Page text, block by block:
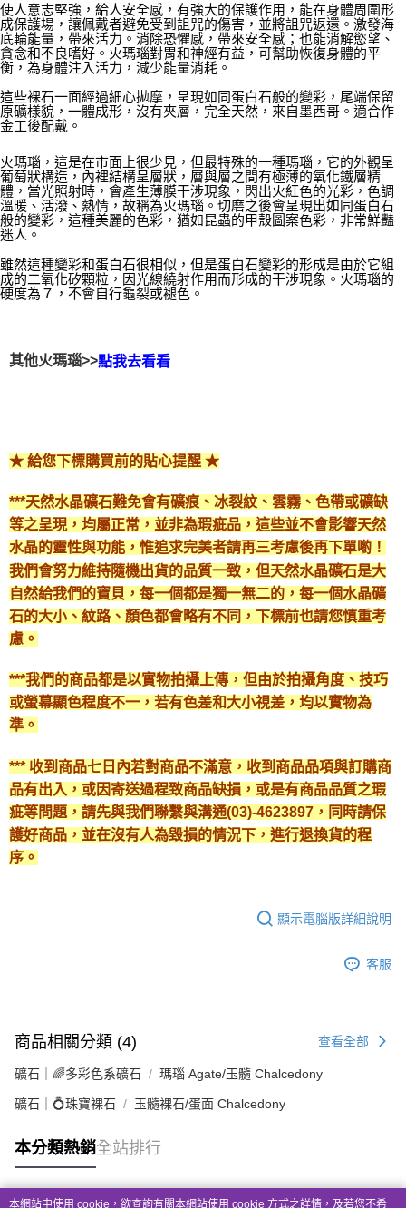
每筆NT$80，滿NT$3,000(含以上)免運費
付款後門市自取
免運費
使人意志堅強，給人安全感，有強大的保護作用，能在身體周圍形
成保護場，讓佩戴者避免受到詛咒的傷害，並將詛咒返還。激發海
底輪能量，帶來活力。消除恐懼感，帶來安全感；也能消解慾望、
貪念和不良嗜好。火瑪瑙對胃和神經有益，可幫助恢復身體的平
衡，為身體注入活力，減少能量消耗。
這些裸石一面經過細心拋摩，呈現如同蛋白石般的變彩，尾端保留
原礦樣貌，一體成形，沒有夾層，完全天然，來自墨西哥。適合作
金工後配戴。
火瑪瑙，這是在市面上很少見，但最特殊的一種瑪瑙，它的外觀呈
葡萄狀構造，內裡結構呈層狀，層與層之間有極薄的氧化鐵層精
體，當光照射時，會產生薄膜干涉現象，閃出火紅色的光彩，色調
溫暖、活潑、熱情，故稱為火瑪瑙。切磨之後會呈現出如同蛋白石
般的變彩，這種美麗的色彩，猶如昆蟲的甲殼圖案色彩，非常鮮豔
迷人。
雖然這種變彩和蛋白石很相似，但是蛋白石變彩的形成是由於它組
成的二氧化矽顆粒，因光線繞射作用而形成的干涉現象。火瑪瑙的
硬度為７，不會自行龜裂或褪色。
其他火瑪瑙>>點我去看看
★ 給您下標購買前的貼心提醒 ★
***天然水晶礦石難免會有礦痕、冰裂紋、雲霧、色帶或礦缺
等之呈現，均屬正常，並非為瑕疵品，這些並不會影響天然
水晶的靈性與功能，惟追求完美者請再三考慮後再下單喲！
我們會努力維持隨機出貨的品質一致，但天然水晶礦石是大
自然給我們的寶貝，每一個都是獨一無二的，每一個水晶礦
石的大小、紋路、顏色都會略有不同，下標前也請您慎重考
慮。
***我們的商品都是以實物拍攝上傳，但由於拍攝角度、技巧
或螢幕顯色程度不一，若有色差和大小視差，均以實物為
準。
*** 收到商品七日內若對商品不滿意，收到商品品項與訂購商
品有出入，或因寄送過程致商品缺損，或是有商品品質之瑕
疵等問題，請先與我們聯繫與溝通(03)-4623897，同時請保
護好商品，並在沒有人為毀損的情況下，進行退換貨的程
序。
顯示電腦版詳細說明
客服
商品相關分類 (4) 查看全部
礦石｜🌈多彩色系礦石 瑪瑙 Agate/玉髓 Chalcedony
礦石｜💍珠寶裸石 玉髓裸石/蛋面 Chalcedony
本分類熱銷全站排行
本網站中使用 cookie，欲查詢有關本網站使用 cookie 方式之詳情，及若您不希